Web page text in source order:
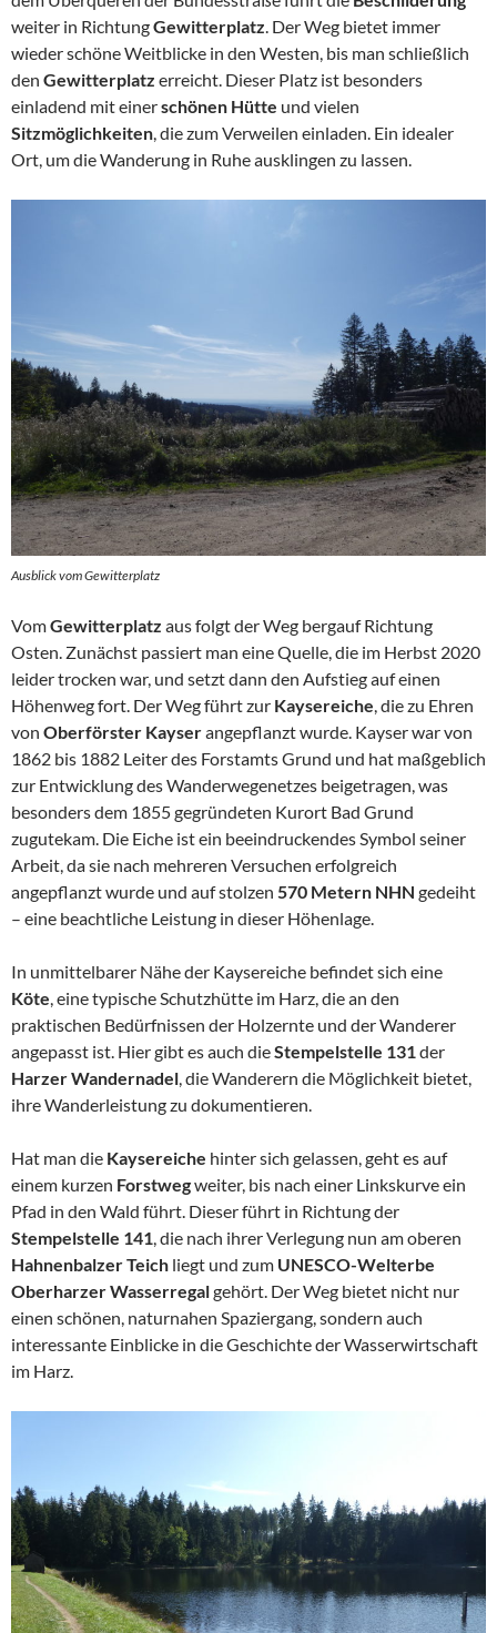
weiter in RichtungGewitterplatz. Der Weg bietet immer
wieder schöne Weitblicke in den Westen, bis man schließlich
den Gewitterplatz erreicht. Dieser Platz ist besonders
einladend mit einerschönen Hütte und vielen
Sitzmöglichkeiten, die zum Verweilen einladen. Ein idealer
Ort, um die Wanderung in Ruhe ausklingen zu lassen.
Ausblick vom Gewitterplatz
VomGewitterplatz aus folgt der Weg bergauf Richtung
Osten. Zunächst passiert man eine Quelle, die im Herbst 2020
leider trocken war, und setzt dann den Aufstieg auf einen
Höhenweg fort. Der Weg führt zur Kaysereiche, die zu Ehren
von Oberförster Kayserangepflanzt wurde. Kayser war von
1862 bis 1882 Leiter des Forstamts Grund und hat maßgeblich
zur Entwicklung des Wanderwegenetzes beigetragen, was
besonders dem 1855 gegründeten Kurort Bad Grund
zugutekam. Die Eiche ist ein beeindruckendes Symbol seiner
Arbeit, da sie nach mehreren Versuchen erfolgreich
angepflanzt wurde und auf stolzen 570 Metern NHN gedeiht
– eine beachtliche Leistung in dieser Höhenlage.
In unmittelbarer Nähe der Kaysereiche befindet sich eine
Köte, eine typische Schutzhütte im Harz, die an den
praktischen Bedürfnissen der Holzernte und der Wanderer
angepasst ist. Hier gibt es auch dieStempelstelle 131der
Harzer Wandernadel, die Wanderern die Möglichkeit bietet,
ihre Wanderleistung zu dokumentieren.
Hat man die Kaysereiche hinter sich gelassen, geht es auf
einem kurzen Forstwegweiter, bis nach einer Linkskurve ein
Pfad in den Wald führt. Dieser führt in Richtung der
Stempelstelle 141, die nach ihrer Verlegung nun am oberen
Hahnenbalzer Teich liegt und zum UNESCO-Welterbe
Oberharzer Wasserregalgehört. Der Weg bietet nicht nur
einen schönen, naturnahen Spaziergang, sondern auch
interessante Einblicke in die Geschichte der Wasserwirtschaft
im Harz.